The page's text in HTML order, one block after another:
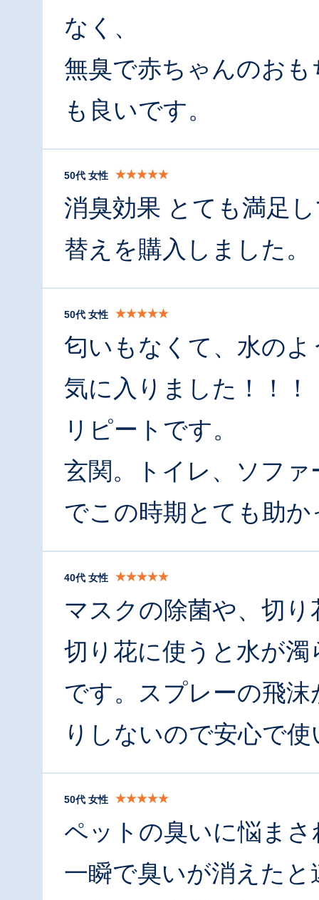
なく、
無臭で赤ちゃんのお
も良いです。
50代 女性
消臭効果 とても満足
替えを購入しました。
50代 女性
匂いもなくて、水の
気に入りました！！！
リピートです。
玄関。トイレ、ソフ
でこの時期とても助
40代 女性
マスクの除菌や、切
切り花に使うと水が
です。スプレーの飛
りしないので安心で
50代 女性
ペットの臭いに悩ま
一瞬で臭いが消えた